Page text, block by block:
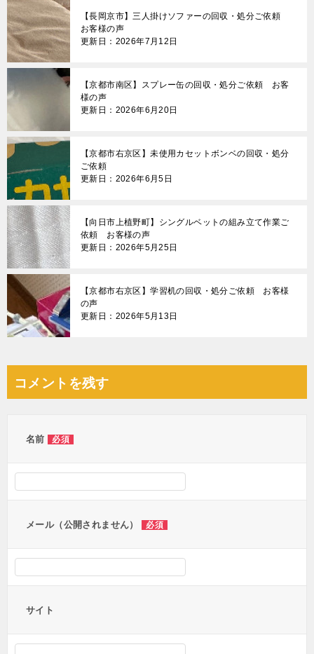
【長岡京市】三人掛けソファーの回収・処分ご依頼
お客様の声
更新日：2026年7月12日
【京都市南区】スプレー缶の回収・処分ご依頼 お客
様の声
更新日：2026年6月20日
【京都市右京区】未使用カセットボンベの回収・処分
ご依頼
更新日：2026年6月5日
【向日市上植野町】シングルベットの組み立て作業ご
依頼 お客様の声
更新日：2026年5月25日
【京都市右京区】学習机の回収・処分ご依頼 お客様
の声
更新日：2026年5月13日
コメントを残す
名前 必須
メール（公開されません） 必須
サイト